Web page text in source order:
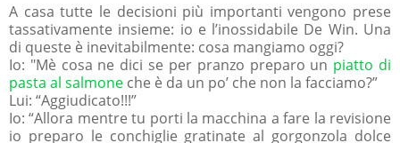
A casa tutte le decisioni più importanti vengono prese
tassativamente insieme: io e l’inossidabile De Win. Una
di queste è inevitabilmente: cosa mangiamo oggi?
Io: "Mè cosa ne dici se per pranzo preparo un piatto di
pasta al salmone che è da un po’ che non la facciamo?”
Lui: “Aggiudicato!!!”
Io: “Allora mentre tu porti la macchina a fare la revisione
io preparo le conchiglie gratinate al gorgonzola dolce